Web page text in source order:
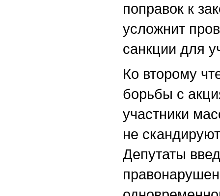
поправок к
усложнит
санкции для
Ко второму
борьбы с
участники
не
Депутаты